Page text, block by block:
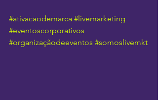
#ativacaodemarca #livemarketing
#eventoscorporativos
#organizaçãodeeventos #somoslivemkt